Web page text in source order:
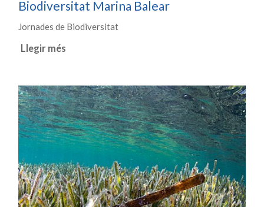
Biodiversitat Marina Balear
Jornades de Biodiversitat
Llegir més